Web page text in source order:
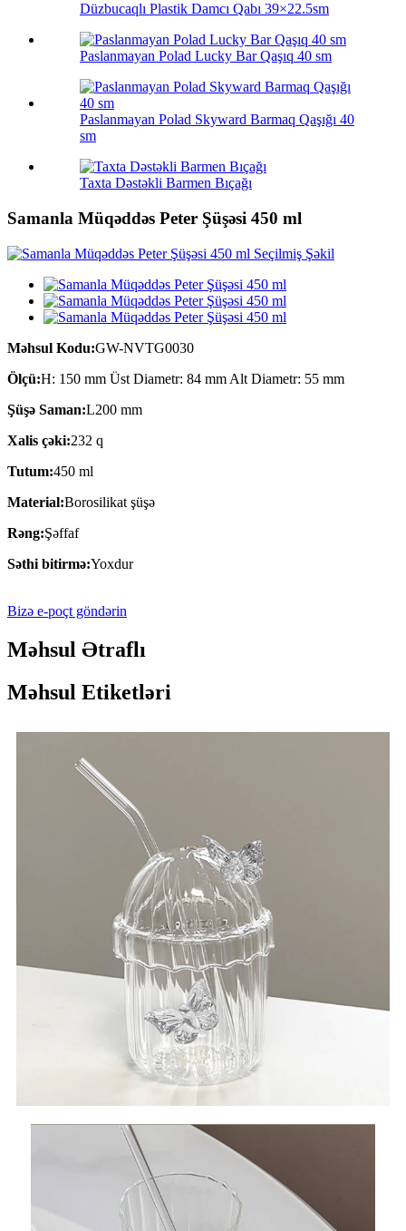
Düzbucaqlı Plastik Damcı Qabı 39×22.5sm
Paslanmayan Polad Lucky Bar Qaşıq 40 sm
Paslanmayan Polad Skyward Barmaq Qaşığı 40
sm
Taxta Dəstəkli Barmen Bıçağı
Samanla Müqəddəs Peter Şüşəsi 450 ml
Məhsul Kodu:GW-NVTG0030
Ölçü:H: 150 mm Üst Diametr: 84 mm Alt Diametr: 55 mm
Şüşə Saman:L200 mm
Xalis çəki:232 q
Tutum:450 ml
Material:Borosilikat şüşə
Rəng:Şəffaf
Səthi bitirmə:Yoxdur
Bizə e-poçt göndərin
Məhsul Ətraflı
Məhsul Etiketləri